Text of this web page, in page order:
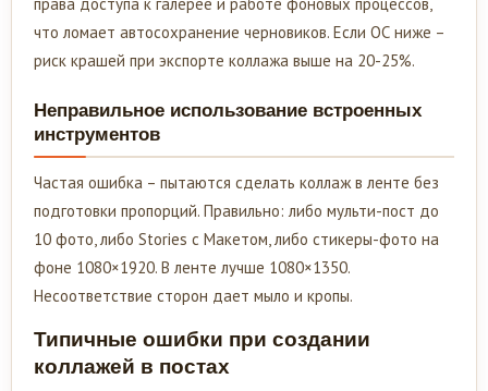
что ломает автосохранение черновиков. Если ОС ниже –
риск крашей при экспорте коллажа выше на 20-25%.
Неправильное использование встроенных
инструментов
Частая ошибка – пытаются сделать коллаж в ленте без
подготовки пропорций. Правильно: либо мульти-пост до
10 фото, либо Stories с Макетом, либо стикеры-фото на
фоне 1080×1920. В ленте лучше 1080×1350.
Несоответствие сторон дает мыло и кропы.
Типичные ошибки при создании
коллажей в постах